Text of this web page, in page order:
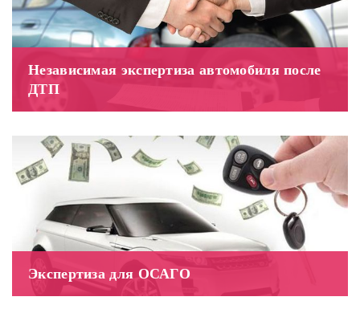
Независимая экспертиза автомобиля после
ДТП
Экспертиза для ОСАГО